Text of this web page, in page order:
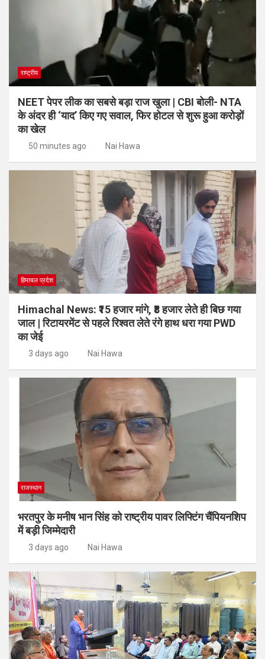
राष्ट्रीय
NEET पेपर लीक का सबसे बड़ा राज खुला | CBI बोली- NTA
के अंदर ही ‘याद’ किए गए सवाल, फिर होटल से शुरू हुआ करोड़ों
का खेल
50 minutes ago Nai Hawa
हिमाचल प्रदेश
Himachal News: ₹15 हजार मांगे, ₹8 हजार लेते ही बिछ गया
जाल | रिटायरमेंट से पहले रिश्वत लेते रंगे हाथ धरा गया PWD
का जेई
3 days ago Nai Hawa
राजस्थान
भरतपुर के मनीष भान सिंह को राष्ट्रीय पावर लिफ्टिंग चैंपियनशिप
में बड़ी जिम्मेदारी
3 days ago Nai Hawa